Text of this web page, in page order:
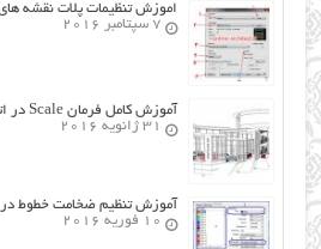
اموزش تنظیمات پلات نقشه
7 سپتامبر 2016
آموزش کامل فرمان Scale در اتوکد
31 ژانویه 2016
آموزش تنظیم ضخامت خطوط در
10 فوریه 2016